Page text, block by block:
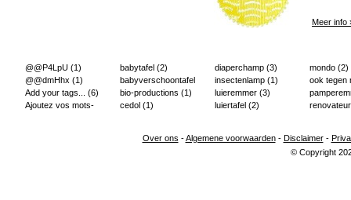
Meer info
@@P4LpU (1)
@@dmHhx (1)
Add your tags... (6)
Ajoutez vos mots-
babytafel (2)
babyverschoontafel
(2)
bio-productions (1)
cedol (1)
diaperchamp (3)
insectenlamp (1)
luieremmer (3)
luiertafel (2)
mondo (2)
ook tegen
Over ons -Algemene voorwaarden- Disclaimer-
© Copyright